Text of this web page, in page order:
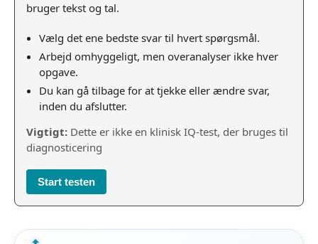
bruger tekst og tal.
Vælg det ene bedste svar til hvert spørgsmål.
Arbejd omhyggeligt, men overanalyser ikke hver
opgave.
Du kan gå tilbage for at tjekke eller ændre svar,
inden du afslutter.
Vigtigt: Dette er ikke en klinisk IQ-test, der bruges til
diagnosticering
Start testen